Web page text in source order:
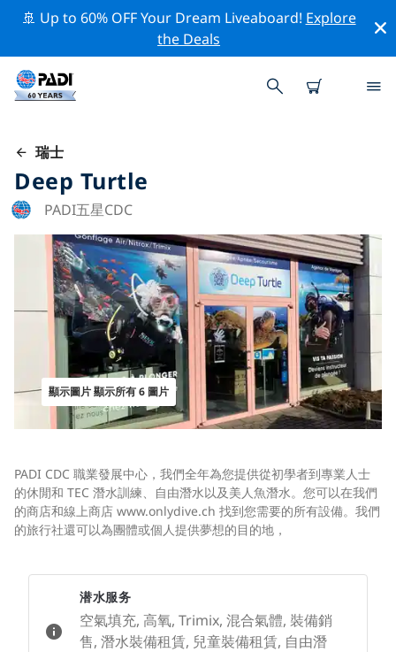
🚢 Up to 60% OFF Your Dream Liveaboard! Explore
the Deals
瑞士
Deep Turtle
PADI五星CDC
顯示圖片 顯示所有 6 圖片
PADI CDC 職業發展中心，我們全年為您提供從初學者到專業人士
的休閒和 TEC 潛水訓練、自由潛水以及美人魚潛水。您可以在我們
的商店和線上商店 www.onlydive.ch 找到您需要的所有設備。我們
的旅行社還可以為團體或個人提供夢想的目的地，
潜水服务
空氣填充, 高氧, Trimix, 混合氣體, 裝備銷
售, 潛水裝備租賃, 兒童裝備租賃, 自由潛